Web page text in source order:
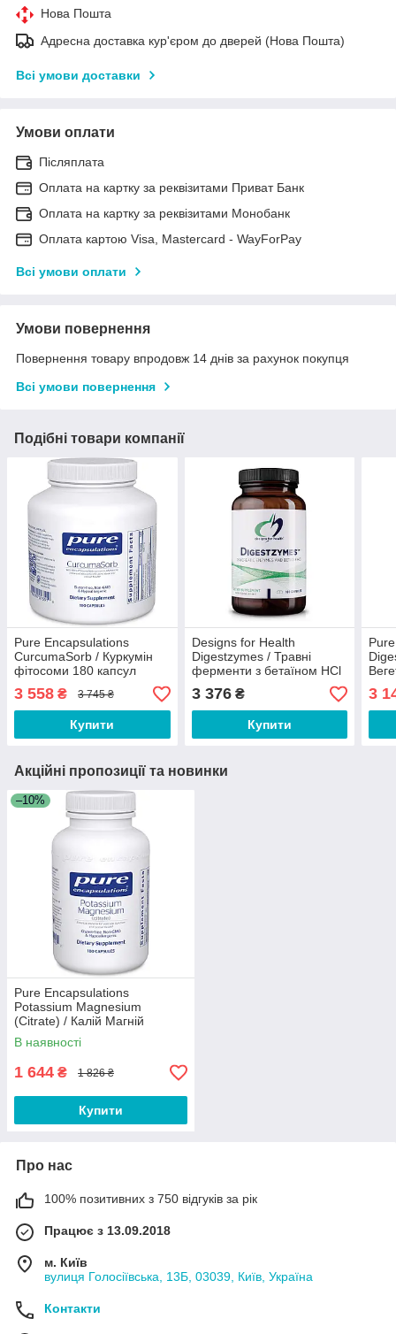
Нова Пошта
Адресна доставка кур'єром до дверей (Нова Пошта)
Всі умови доставки
Умови оплати
Післяплата
Оплата на картку за реквізитами Приват Банк
Оплата на картку за реквізитами Монобанк
Оплата картою Visa, Mastercard - WayForPay
Всі умови оплати
Умови повернення
Повернення товару впродовж 14 днів за рахунок покупця
Всі умови повернення
Подібні товари компанії
Pure Encapsulations
CurcumaSorb / Куркумін
фітосоми 180 капсул
Термін 01/2027
3 558 ₴ 3 745 ₴
Купити
Designs for Health
Digestzymes / Травні
ферменти з бетаїном HCl
180 капсул
3 376₴
Купити
3
Акційні пропозиції та новинки
–10%
Pure Encapsulations
Potassium Magnesium
(Citrate) / Калій Магній
(цитрат) 180 капсул Термін
В наявності
1 644 ₴ 1 826 ₴
Купити
Про нас
100% позитивних з 750 відгуків за рік
Працює з 13.09.2018
м. Київ
вулиця Голосіївська, 13Б, 03039, Київ, Україна
Контакти